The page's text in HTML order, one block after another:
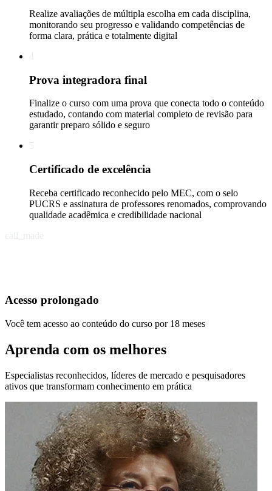
Realize avaliações de múltipla escolha em cada disciplina,
monitorando seu progresso e validando competências de
forma clara, prática e totalmente digital
Prova integradora final
Finalize o curso com uma prova que conecta todo o conteúdo
estudado, contando com material completo de revisão para
garantir preparo sólido e seguro
Certificado de excelência
Receba certificado reconhecido pelo MEC, com o selo
PUCRS e assinatura de professores renomados, comprovando
qualidade acadêmica e credibilidade nacional
Acesso prolongado
Você tem acesso ao conteúdo do curso por 18 meses
Aprenda com os melhores
Especialistas reconhecidos, líderes de mercado e pesquisadores
ativos que transformam conhecimento em prática